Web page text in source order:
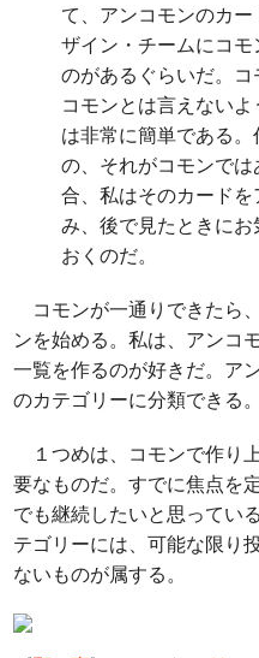
て、アンコモンのカ
ザイン・チームにコ
のがあるぐらいだ。コ
コモンとは言えない
は非常に簡単である
の、それがコモンで
合、私はそのカード
み、後で見たときに
おくのだ。
コモンが一通りできたら
ンを始める。私は、アンコ
一覧を作るのが好きだ。ア
のカテゴリーに分類できる。
１つめは、コモンで作り
要なものだ。すでに焦点を
でも継続したいと思ってい
テゴリーには、可能な限り
ないものが属する。